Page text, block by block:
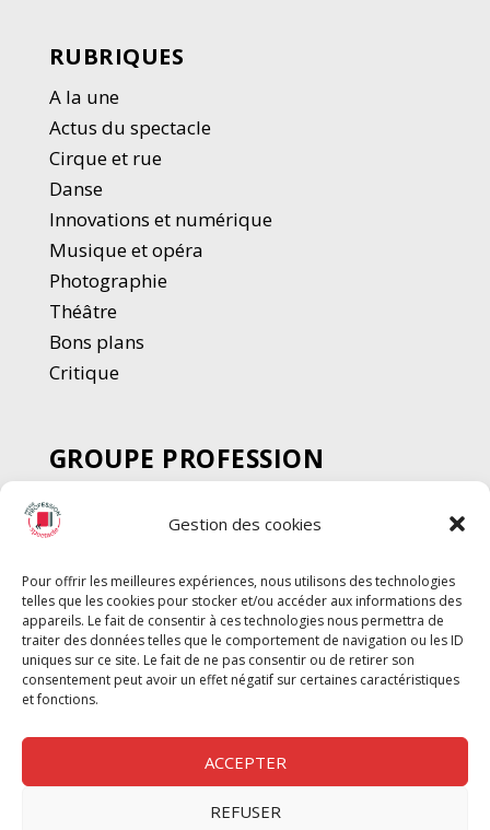
Gestion des cookies
Pour offrir les meilleures expériences, nous utilisons des technologies
telles que les cookies pour stocker et/ou accéder aux informations des
appareils. Le fait de consentir à ces technologies nous permettra de
traiter des données telles que le comportement de navigation ou les ID
uniques sur ce site. Le fait de ne pas consentir ou de retirer son
consentement peut avoir un effet négatif sur certaines caractéristiques
et fonctions.
ACCEPTER
REFUSER
RUBRIQUES
A la une
Actus du spectacle
Cirque et rue
Danse
Innovations et numérique
Musique et opéra
Photographie
Théâtre
Bons plans
Critique
GROUPE PROFESSION
SPECTACLE
Chèque Intermittents
Chèque Compta
Chèque Emploi Spectacle
G-Pods
Profession Audio-visuel